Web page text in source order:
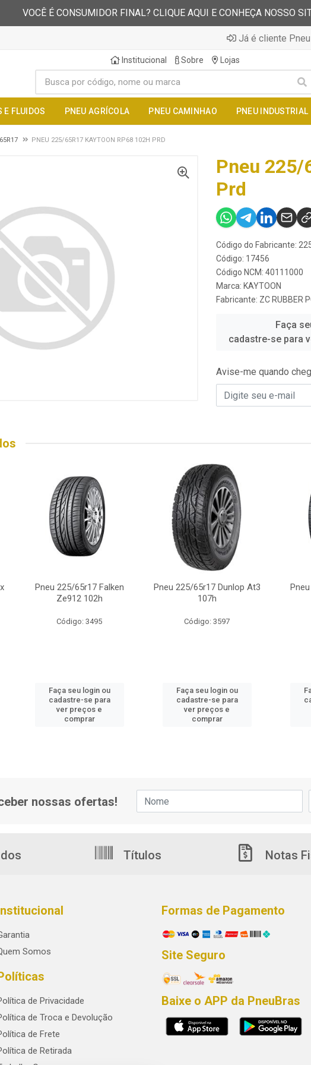
VOCÊ É CONSUMIDOR FINAL? CLIQUE AQUI E CONHEÇA NOSSO
Já é cliente
Institucional Sobre Lojas
E FLUIDOS PNEU AGRÍCOLA PNEU CAMINHAO PNEU INDUSTRIAL
PNEU 225/65R17 KAYTOON RP68 102H PRD
Pneu 225/
Prd
Código do Fabricante:
Código: 17456
Código NCM: 40111000
Marca: KAYTOON
Fabricante: ZC RUBBER
Faça
cadastre-se para
Avise-me quando
Pneu 225/65r17 Falken
Ze912 102h
Código: 3495
Faça seu login ou
cadastre-se para
ver preços e
comprar
Pneu 225/65r17 Dunlop At3
107h
Código: 3597
Faça seu login ou
cadastre-se para
ver preços e
comprar
nossas ofertas!
Títulos Notas
Somos
de Privacidade
de Troca e Devolução
de Frete
de Retirada
Formas de Pagamento
Site Seguro
Baixe o APP da PneuBras